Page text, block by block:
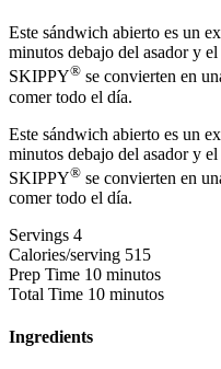
Este sándwich abierto es un
minutos debajo del asador y
SKIPPY® se convierten en
comer todo el día.
Este sándwich abierto es un
minutos debajo del asador y
SKIPPY® se convierten en
comer todo el día.
Servings 4
Calories/serving 515
Prep Time 10 minutos
Total Time 10 minutos
Ingredients